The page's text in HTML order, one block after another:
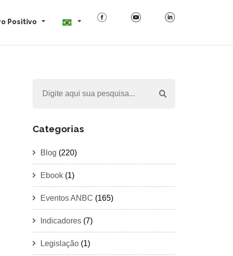
Positivo
Categorias
Blog (220)
Ebook (1)
Eventos ANBC (165)
Indicadores (7)
Legislação (1)